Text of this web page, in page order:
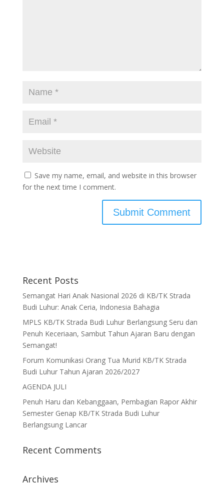
Save my name, email, and website in this browser
for the next time I comment.
Recent Posts
Semangat Hari Anak Nasional 2026 di KB/TK Strada
Budi Luhur: Anak Ceria, Indonesia Bahagia
MPLS KB/TK Strada Budi Luhur Berlangsung Seru dan
Penuh Keceriaan, Sambut Tahun Ajaran Baru dengan
Semangat!
Forum Komunikasi Orang Tua Murid KB/TK Strada
Budi Luhur Tahun Ajaran 2026/2027
AGENDA JULI
Penuh Haru dan Kebanggaan, Pembagian Rapor Akhir
Semester Genap KB/TK Strada Budi Luhur
Berlangsung Lancar
Recent Comments
Archives